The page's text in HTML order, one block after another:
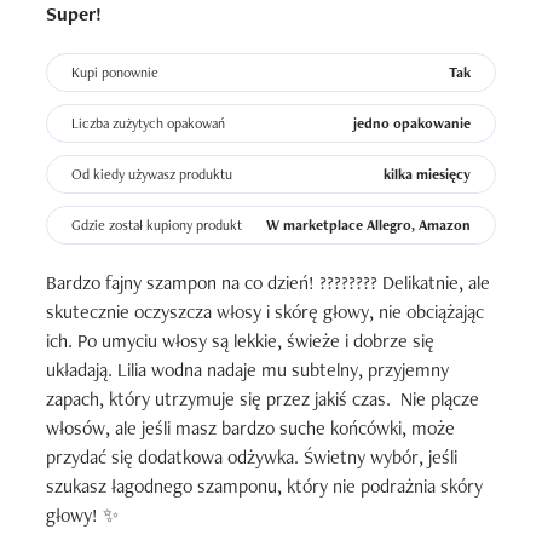
Super!
Kupi ponownie Tak
Liczba zużytych opakowań jedno opakowanie
Od kiedy używasz produktu kilka miesięcy
Gdzie został kupiony produkt W marketplace Allegro, Amazon
Bardzo fajny szampon na co dzień! ???????? Delikatnie, ale
skutecznie oczyszcza włosy i skórę głowy, nie obciążając
ich. Po umyciu włosy są lekkie, świeże i dobrze się
układają. Lilia wodna nadaje mu subtelny, przyjemny
zapach, który utrzymuje się przez jakiś czas.  Nie plącze
włosów, ale jeśli masz bardzo suche końcówki, może
przydać się dodatkowa odżywka. Świetny wybór, jeśli
szukasz łagodnego szamponu, który nie podrażnia skóry
głowy! ✨